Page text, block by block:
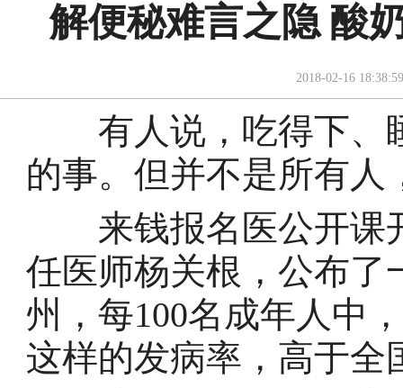
解便秘难言之隐 酸
2018-02-16 18:38:59
有人说，吃得下、
的事。但并不是所有
来钱报名医公开课
任医师杨关根，公布了
州，每100名成年人中
这样的发病率，高于全